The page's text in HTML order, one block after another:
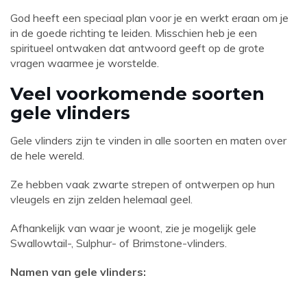
God heeft een speciaal plan voor je en werkt eraan om je
in de goede richting te leiden. Misschien heb je een
spiritueel ontwaken dat antwoord geeft op de grote
vragen waarmee je worstelde.
Veel voorkomende soorten
gele vlinders
Gele vlinders zijn te vinden in alle soorten en maten over
de hele wereld.
Ze hebben vaak zwarte strepen of ontwerpen op hun
vleugels en zijn zelden helemaal geel.
Afhankelijk van waar je woont, zie je mogelijk gele
Swallowtail-, Sulphur- of Brimstone-vlinders.
Namen van gele vlinders: